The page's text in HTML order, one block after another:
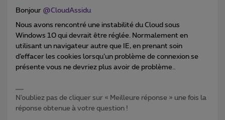
Bonjour @CloudAssidu
Nous avons rencontré une instabilité du Cloud sous
Windows 10 qui devrait être réglée. Normalement en
utilisant un navigateur autre que IE, en prenant soin
d’effacer les cookies lorsqu’un problème de connexion se
présente vous ne devriez plus avoir de problème..
N’oubliez pas de cliquer sur « Meilleure réponse » une fois la
réponse obtenue à votre question !